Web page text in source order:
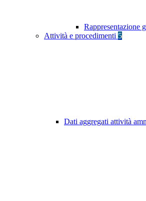
Rappresentazione
Attività e procedimenti 5
Dati aggregati attività